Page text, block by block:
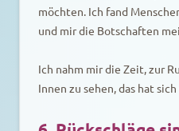
möchten. Ich fand
und mir die Botschaften
Ich nahm mir die Zeit, zur
Innen zu sehen, das hat